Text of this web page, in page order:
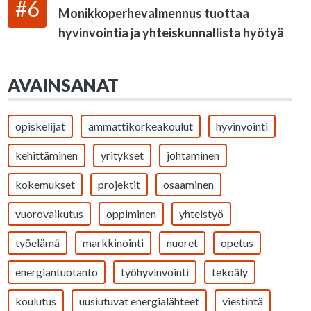
#6
Monikkoperhevalmennus tuottaa
hyvinvointia ja yhteiskunnallista hyötyä
AVAINSANAT
opiskelijat ammattikorkeakoulut hyvinvointi
kehittäminen yritykset johtaminen
kokemukset projektit osaaminen
vuorovaikutus oppiminen yhteistyö
työelämä markkinointi nuoret opetus
energiantuotanto työhyvinvointi tekoäly
koulutus uusiutuvat energialähteet viestintä